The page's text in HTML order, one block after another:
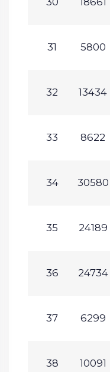
31 5800
32 13434
33 8622
34 30580
35 24189
36 24734
37 6299
38 10091